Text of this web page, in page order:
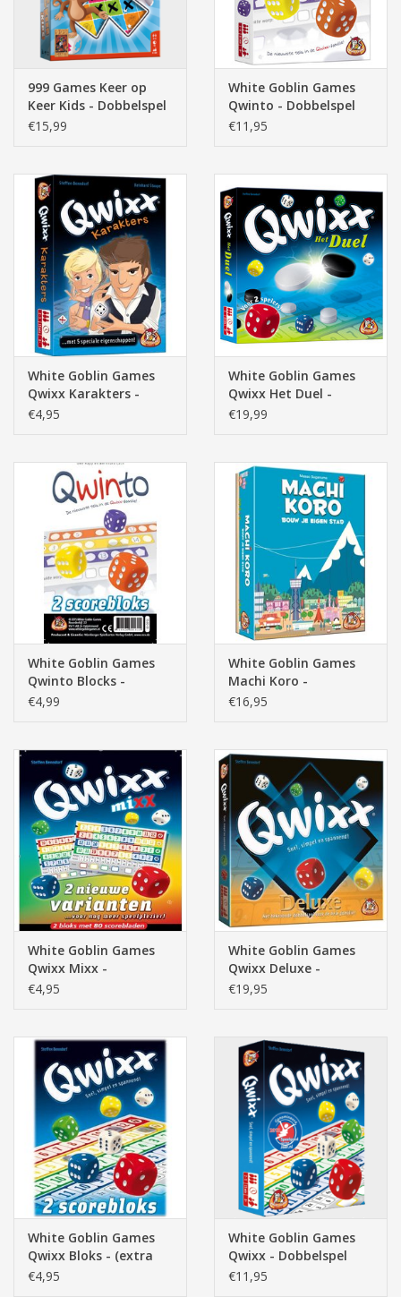
999 Games Keer op
Keer Kids - Dobbelspel
€15,99
White Goblin Games
Qwinto - Dobbelspel
€11,95
White Goblin Games
Qwixx Karakters -
Dobbelspel
€4,95
White Goblin Games
Qwixx Het Duel -
Dobbelspel
€19,99
White Goblin Games
Qwinto Blocks -
Dobbelspel
€4,99
White Goblin Games
Machi Koro -
Dobbelspel
€16,95
White Goblin Games
Qwixx Mixx -
Dobbelspel
€4,95
White Goblin Games
Qwixx Deluxe -
Dobbelspel
€19,95
White Goblin Games
Qwixx Bloks - (extra
Scorebloks)
€4,95
White Goblin Games
Qwixx - Dobbelspel
€11,95